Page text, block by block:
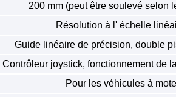
200 mm (peut être soulevé selon
Résolution à l' échelle
Guide linéaire de précision, double
Contrôleur joystick, fonctionnement de
Pour les véhicules à